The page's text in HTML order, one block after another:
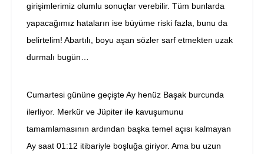
girişimlerimiz olumlu sonuçlar verebilir. Tüm bunlarda
yapacağımız hataların ise büyüme riski fazla, bunu da
belirtelim! Abartılı, boyu aşan sözler sarf etmekten uzak
durmalı bugün…
Cumartesi gününe geçişte Ay henüz Başak burcunda
ilerliyor. Merkür ve Jüpiter ile kavuşumunu
tamamlamasının ardından başka temel açısı kalmayan
Ay saat 01:12 itibariyle boşluğa giriyor. Ama bu uzun